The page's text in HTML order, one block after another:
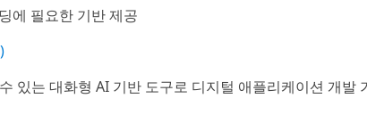
에 필요한 기반 제공
있는 대화형 AI 기반 도구로 디지털 애플리케이션 개발